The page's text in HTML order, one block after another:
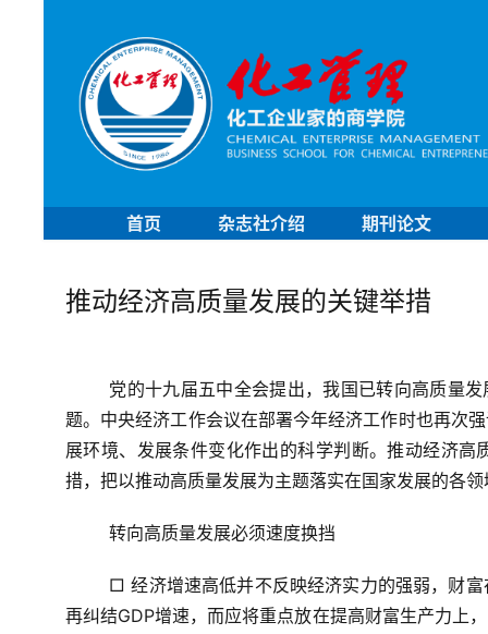
首页 杂志社介绍 期刊论文
推动经济高质量发展的关键举措
党的十九届五中全会提出，我国已转向高质量
题。中央经济工作会议在部署今年经济工作时也再次
展环境、发展条件变化作出的科学判断。推动经济
措，把以推动高质量发展为主题落实在国家发展的各
转向高质量发展必须速度换挡
□ 经济增速高低并不反映经济实力的强弱，财
再纠结GDP增速，而应将重点放在提高财富生产力上